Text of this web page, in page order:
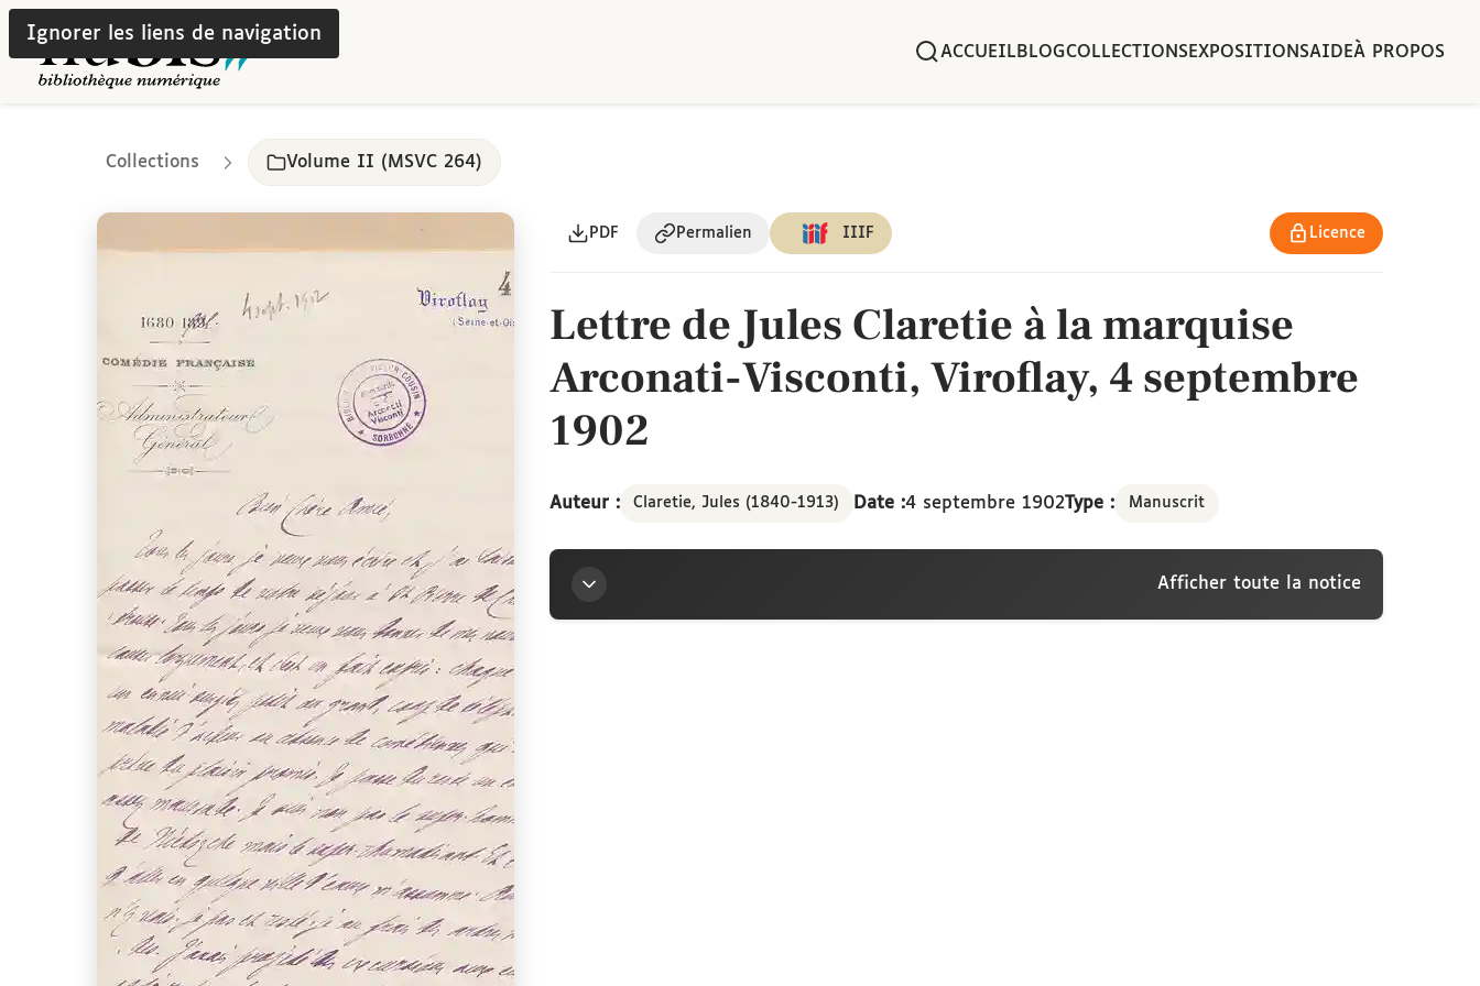
Ignorer les liens de navigation
ACCUEIL BLOGCOLLECTIONSEXPOSITIONSAIDEÀ PROPOS
Collections Volume II (MSVC 264)
PDF Permalien IIIF Licence
Lettre de Jules Claretie à la marquise
Arconati-Visconti, Viroflay, 4 septembre
1902
Auteur : Claretie, Jules (1840-1913) Date :4 septembre 1902Type : Manuscrit
Afficher toute la notice